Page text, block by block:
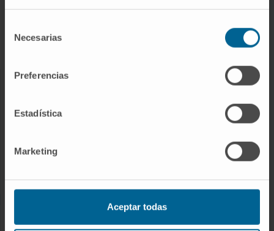
Necesarias
Preferencias
Estadística
Marketing
Aceptar todas
Tratamientos
Cancer Center
Servicios médicos